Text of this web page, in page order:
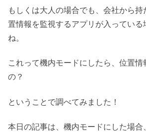
もしくは大人の場合でも、会社から
置情報を監視するアプリが入っている
ね。
これって機内モードにしたら、位置
の？
ということで調べてみました！
本日の記事は、機内モードにした場合